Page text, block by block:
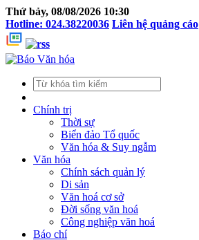
Thứ bảy, 08/08/2026 10:30
Hotline: 024.38220036 Liên hệ quảng cáo
Chính trị
Thời sự
Biển đảo Tổ quốc
Văn hóa & Suy ngẫm
Văn hóa
Chính sách quản lý
Di sản
Văn hoá cơ sở
Đời sống văn hoá
Công nghiệp văn hoá
Báo chí